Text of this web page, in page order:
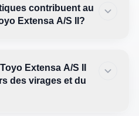
contribuent au
Extensa A/S II?
Extensa A/S II
des virages et du